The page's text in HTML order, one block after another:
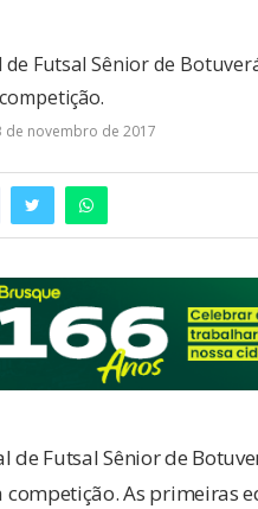
Futsal Sênior de
de novembro de 2017
Futsal Sênior de
As primeiras